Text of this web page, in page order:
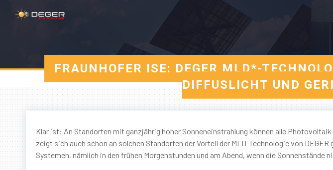
FRAUNHOFER ISE: DEGER MLD*-
DIFFUSLICHT UND
Klar ist: An Standorten mit ganzjährig hoher Sonneneinstrahlung können alle
zeigt sich auch schon an solchen Standorten der Vorteil der MLD-Technologie von
Systemen, nämlich in den frühen Morgenstunden und am Abend, wenn die Sonnenstände